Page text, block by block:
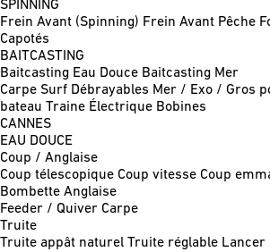
SPINNING
Frein Avant (Spinning) Frein Avant Pêche
Capotés
BAITCASTING
Baitcasting Eau Douce Baitcasting Mer
Carpe Surf Débrayables Mer / Exo / Gros
bateau Traine Électrique Bobines
CANNES
EAU DOUCE
Coup / Anglaise
Coup télescopique Coup vitesse Coup
Bombette Anglaise
Feeder / Quiver Carpe
Truite
Truite appât naturel Truite réglable Lancer